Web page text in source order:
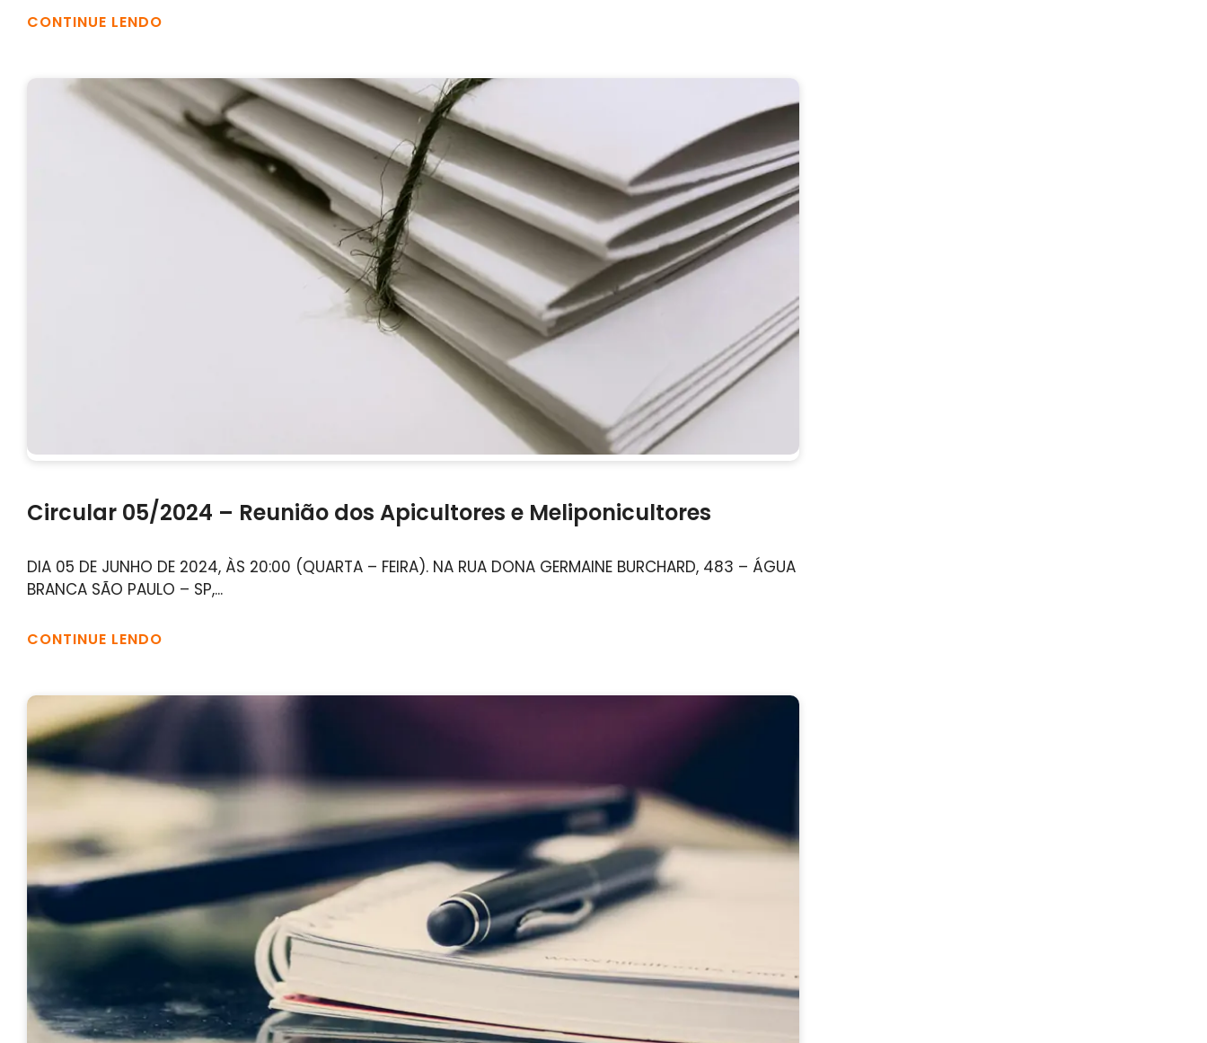
CONTINUE LENDO
Circular 05/2024 – Reunião dos Apicultores e Meliponicultores
DIA 05 DE JUNHO DE 2024, ÀS 20:00 (QUARTA – FEIRA). NA RUA DONA GERMAINE BURCHARD, 483 – ÁGUA
BRANCA SÃO PAULO – SP,...
CONTINUE LENDO